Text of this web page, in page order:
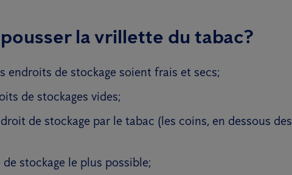
la vrillette du tabac?
endroits de stockage soient frais et secs;
de stockages vides;
de stockage par le tabac (les coins, en dessous des
stockage le plus possible;